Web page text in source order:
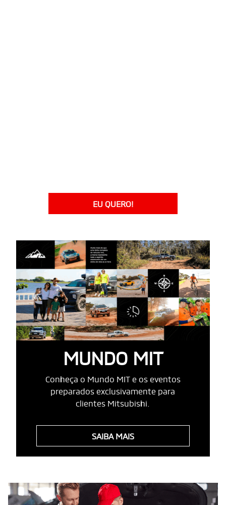
EU QUERO!
MUNDO MIT
Conheça o Mundo MIT e os eventos
preparados exclusivamente para
clientes Mitsubishi.
SAIBA MAIS